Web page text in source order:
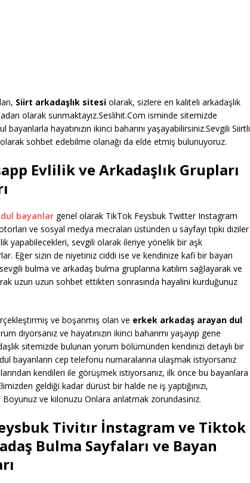
Siirt arkadaşlık sitesi olarak, sizlere en kaliteli arkadaşlık
olarak sunmaktayız.Seslihit.Com isminde sitemizde
hayatınızın ikinci baharını yaşayabilirsiniz.Sevgili Siirtli
sohbet edebilme olanağı da elde etmiş bulunuyoruz.
Evlilik ve Arkadaşlık Grupları
dul bayanlar genel olarak TikTok Feysbuk Twitter Instagram
ve sosyal medya mecraları üstünden u sayfayı tıpkı diziler
yapabilecekleri, sevgili olarak ileriye yönelik bir aşk
Eğer sizin de niyetiniz ciddi ise ve kendinize kafi bir bayan
bulma ve arkadaş bulma gruplarına katılım sağlayarak ve
uzun uzun sohbet ettikten sonrasında hayalini kurduğunuz
ve boşanmış olan ve erkek arkadaş arayan dul
diyorsanız ve hayatınızın ikinci baharımı yaşayıp gene
sitemizde bulunan yorum bölümünden kendinizi detaylı bir
bayanların cep telefonu numaralarına ulaşmak istiyorsanız
kendileri ile görüşmek istiyorsanız, ilk önce bu bayanlara
geldiği kadar dürüst bir halde ne iş yaptığınızı,
Boyunuz ve kilonuzu Onlara anlatmak zorundasınız.
Tivitır İnstagram ve Tiktok
Bulma Sayfaları ve Bayan